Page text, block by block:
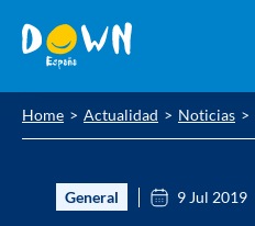
contenido
Home Actualidad Noticias
General 9 Jul 2019